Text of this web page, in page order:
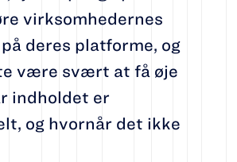
virksomhedernes
deres platforme, og
være svært at få øje
indholdet er
og hvornår det ikke